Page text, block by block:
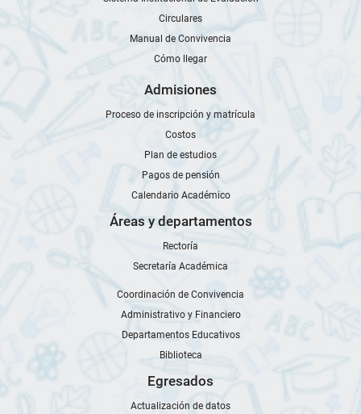
Circulares
Manual de Convivencia
Cómo llegar
Admisiones
Proceso de inscripción y matrícula
Costos
Plan de estudios
Pagos de pensión
Calendario Académico
Áreas y departamentos
Rectoría
Secretaría Académica
Coordinación de Convivencia
Administrativo y Financiero
Departamentos Educativos
Biblioteca
Egresados
Actualización de datos